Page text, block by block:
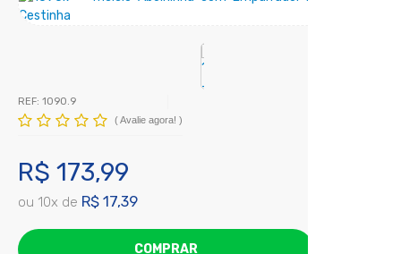
REF: 1090.9
(Avalie agora! )
R$ 173,99
ou 10x de R$ 17,39
COMPRAR